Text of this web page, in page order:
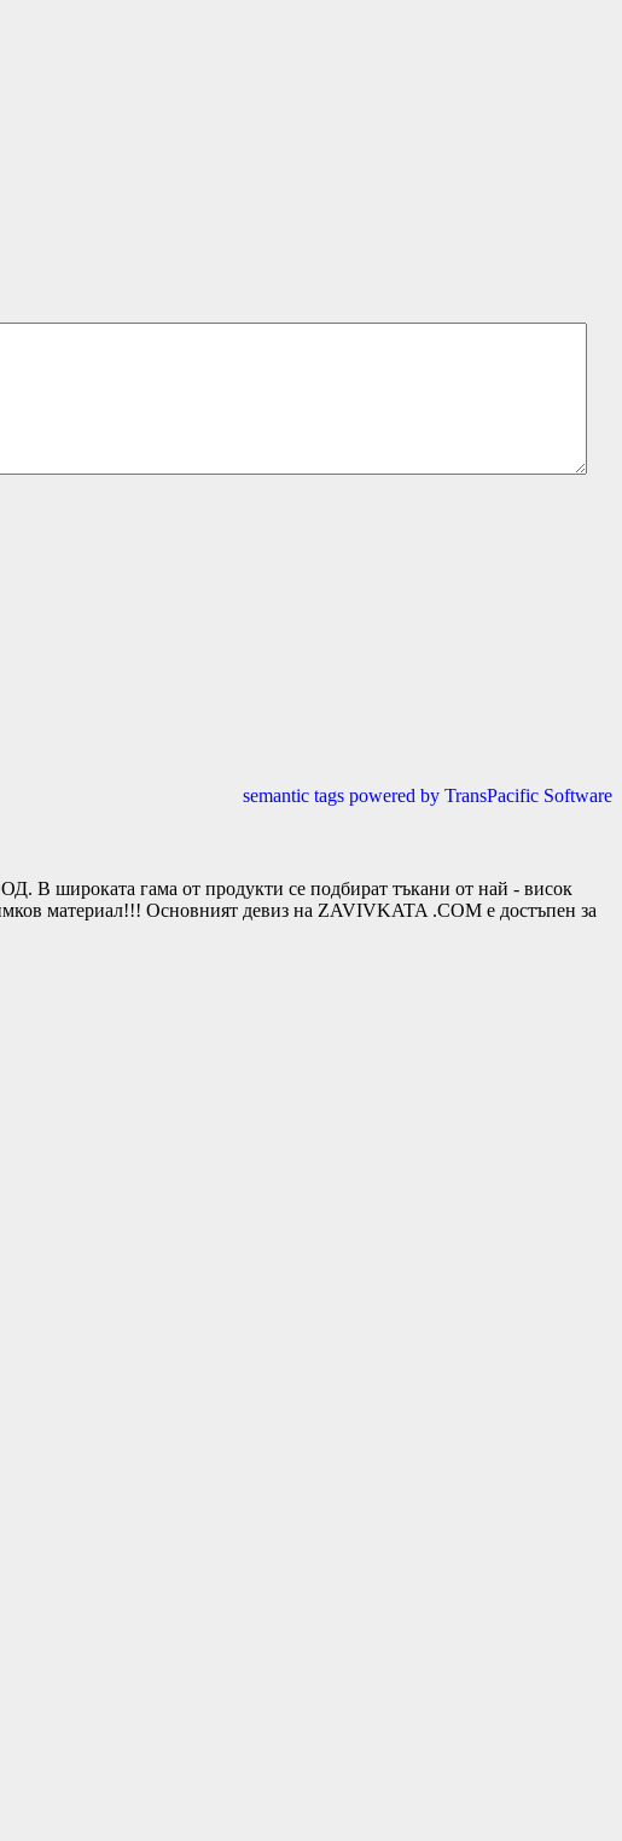
semantic tags powered by TransPacific Software
широката гама от продукти се подбират тъкани от най - висок
материал!!! Основният девиз на ZAVIVKATA .COM е достъпен за